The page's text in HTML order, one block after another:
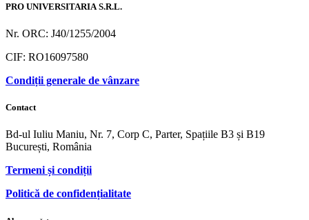
PRO UNIVERSITARIA S.R.L.
Nr. ORC: J40/1255/2004
CIF: RO16097580
Condiții generale de vânzare
Contact
Bd-ul Iuliu Maniu, Nr. 7, Corp C, Parter, Spațiile B3 și B19
București, România
Termeni și condiții
Politică de confidențialitate